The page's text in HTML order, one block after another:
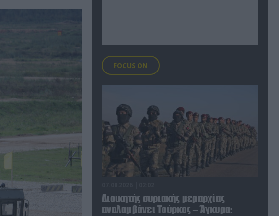
FOCUS ON
Διοικητής συριακής μεραρχίας
αναλαμβάνει Τούρκος – Άγκυρα: